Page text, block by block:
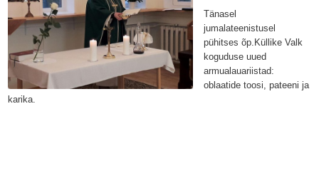
Tänasel
jumalateenistusel
pühitses õp.Küllike Valk
koguduse uued
armualauariistad:
oblaatide toosi, pateeni ja
karika.